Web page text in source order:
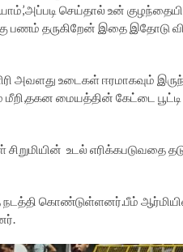
செய்தால் உன்
பணம் தருகிறேன் இதை இதோடு
அவளது உடைகள் ஈரமாகவும்
மீறி,தகன மையத்தின் கேட்டை
உடல் எரிக்கபடுவதை
நடத்தி கொண்டுள்ளனர்.பீம்